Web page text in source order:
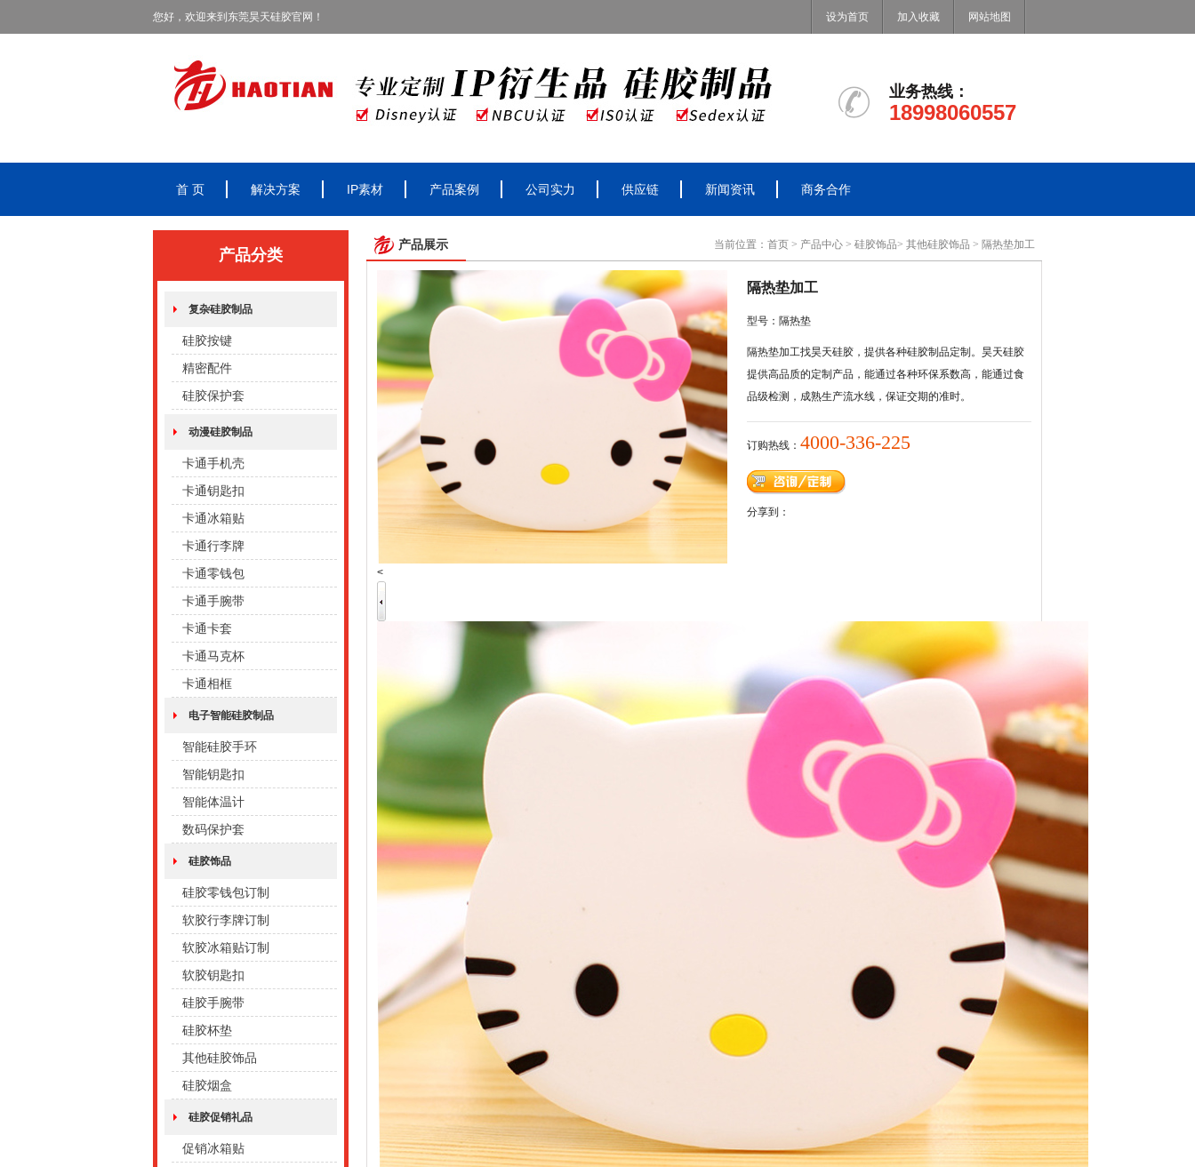
您好，欢迎来到东莞昊天硅胶官网！ 设为首页 加入收藏 网站地图
业务热线：
18998060557
首 页 解决方案 IP素材 产品案例 公司实力 供应链 新闻资讯 商务合作
产品分类
复杂硅胶制品
硅胶按键
精密配件
硅胶保护套
动漫硅胶制品
卡通手机壳
卡通钥匙扣
卡通冰箱贴
卡通行李牌
卡通零钱包
卡通手腕带
卡通卡套
卡通马克杯
卡通相框
电子智能硅胶制品
智能硅胶手环
智能钥匙扣
智能体温计
数码保护套
硅胶饰品
硅胶零钱包订制
软胶行李牌订制
软胶冰箱贴订制
软胶钥匙扣
硅胶手腕带
硅胶杯垫
其他硅胶饰品
硅胶烟盒
硅胶促销礼品
促销冰箱贴
产品展示 当前位置： 首页 > 产品中心 > 硅胶饰品> 其他硅胶饰品 > 隔热垫加工
<
隔热垫加工
型号：隔热垫
隔热垫加工找昊天硅胶，提供各种硅胶制品定制。昊天硅胶
提供高品质的定制产品，能通过各种环保系数高，能通过食
品级检测，成熟生产流水线，保证交期的准时。
订购热线： 4000-336-225
分享到：